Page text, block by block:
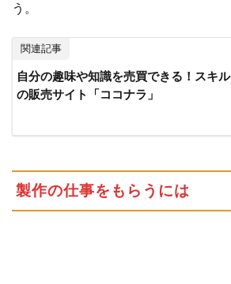
う。
関連記事
自分の趣味や知識を売買できる！スキル
の販売サイト「ココナラ」
製作の仕事をもらうには